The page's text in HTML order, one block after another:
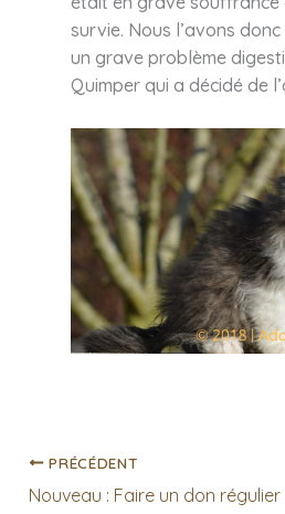
survie. Nous l’avons
un grave problème
Quimper qui a décidé de
PRÉCÉDENT